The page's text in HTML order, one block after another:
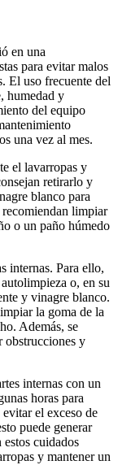
en una
para evitar malos
El uso frecuente del
humedad y
del equipo
una vez al mes.
el lavarropas y
retirarlo y
blanco para
limpiar
o un paño húmedo
internas. Para ello,
o, en su
y vinagre blanco.
la goma de la
Además, se
obstrucciones y
internas con un
horas para
el exceso de
puede generar
estos cuidados
y mantener un